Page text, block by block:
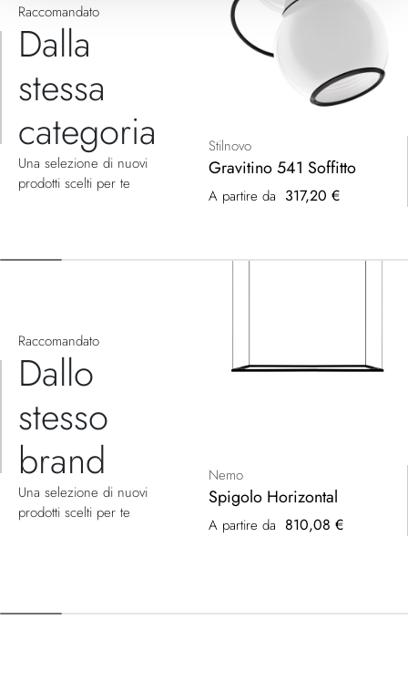
Raccomandato
Dalla
stessa
categoria
Una selezione di nuovi
prodotti scelti per te
Stilnovo
Gravitino 541 Soffitto
A partire da 317,20 €
Raccomandato
Dallo
stesso
brand
Una selezione di nuovi
prodotti scelti per te
Nemo
Spigolo Horizontal
A partire da 810,08 €